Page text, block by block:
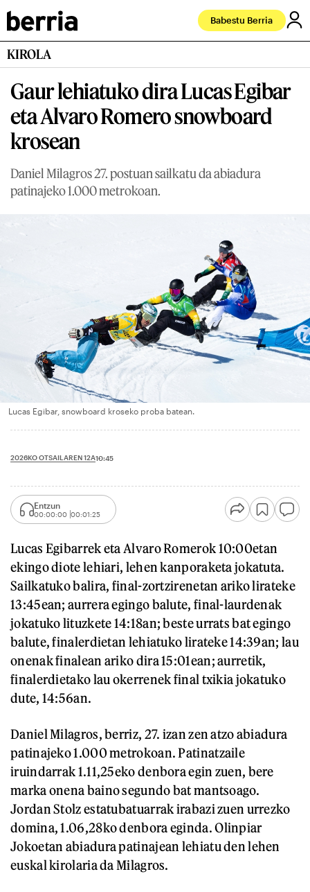
Babestu Berria
KIROLA
Gaur lehiatuko dira Lucas Egibar
eta Alvaro Romero snowboard
krosean
Daniel Milagros 27. postuan sailkatu da abiadura
patinajeko 1.000 metrokoan.
Lucas Egibar, snowboard kroseko proba batean.
2026KO OTSAILAREN 12A10:45
Entzun
00:00:00 00:01:25
Lucas Egibarrek eta Alvaro Romerok 10:00etan
ekingo diote lehiari, lehen kanporaketa jokatuta.
Sailkatuko balira, final-zortzirenetan ariko lirateke
13:45ean; aurrera egingo balute, final-laurdenak
jokatuko lituzkete 14:18an; beste urrats bat egingo
balute, finalerdietan lehiatuko lirateke 14:39an; lau
onenak finalean ariko dira 15:01ean; aurretik,
finalerdietako lau okerrenek final txikia jokatuko
dute, 14:56an.
Daniel Milagros, berriz, 27. izan zen atzo abiadura
patinajeko 1.000 metrokoan. Patinatzaile
iruindarrak 1.11,25eko denbora egin zuen, bere
marka onena baino segundo bat mantsoago.
Jordan Stolz estatubatuarrak irabazi zuen urrezko
domina, 1.06,28ko denbora eginda. Olinpiar
Jokoetan abiadura patinajean lehiatu den lehen
euskal kirolaria da Milagros.